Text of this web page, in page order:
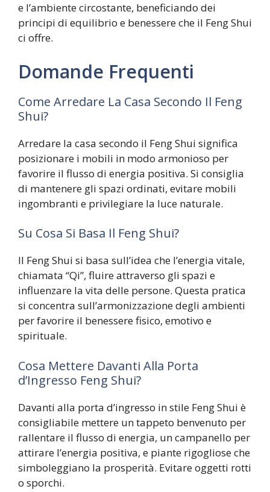
e l’ambiente circostante, beneficiando dei
principi di equilibrio e benessere che il Feng Shui
ci offre.
Domande Frequenti
Come Arredare La Casa Secondo Il Feng
Shui?
Arredare la casa secondo il Feng Shui significa
posizionare i mobili in modo armonioso per
favorire il flusso di energia positiva. Si consiglia
di mantenere gli spazi ordinati, evitare mobili
ingombranti e privilegiare la luce naturale.
Su Cosa Si Basa Il Feng Shui?
Il Feng Shui si basa sull’idea che l’energia vitale,
chiamata “Qi”, fluire attraverso gli spazi e
influenzare la vita delle persone. Questa pratica
si concentra sull’armonizzazione degli ambienti
per favorire il benessere fisico, emotivo e
spirituale.
Cosa Mettere Davanti Alla Porta
d’Ingresso Feng Shui?
Davanti alla porta d’ingresso in stile Feng Shui è
consigliabile mettere un tappeto benvenuto per
rallentare il flusso di energia, un campanello per
attirare l’energia positiva, e piante rigogliose che
simboleggiano la prosperità. Evitare oggetti rotti
o sporchi.